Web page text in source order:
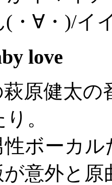
(・∀・)/イ
love
原健太
。
性ボーカ
意外と